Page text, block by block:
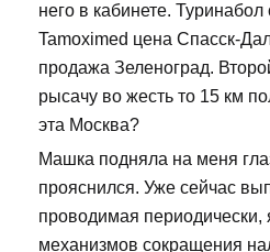
него в кабинете.
Tamoximed цена Спасск-
продажа Зеленоград.
рысачу во жесть то 15 км
эта Москва?
Машка подняла на меня
прояснился. Уже сейчас
проводимая периодически,
механизмов сокращения